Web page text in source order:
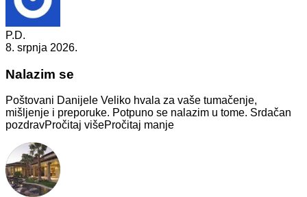
P.D.
8. srpnja 2026.
Nalazim se
Poštovani Danijele Veliko hvala za vaše tumačenje,
mišljenje i preporuke. Potpuno se nalazim u tome. Srdačan
pozdravPročitaj višePročitaj manje